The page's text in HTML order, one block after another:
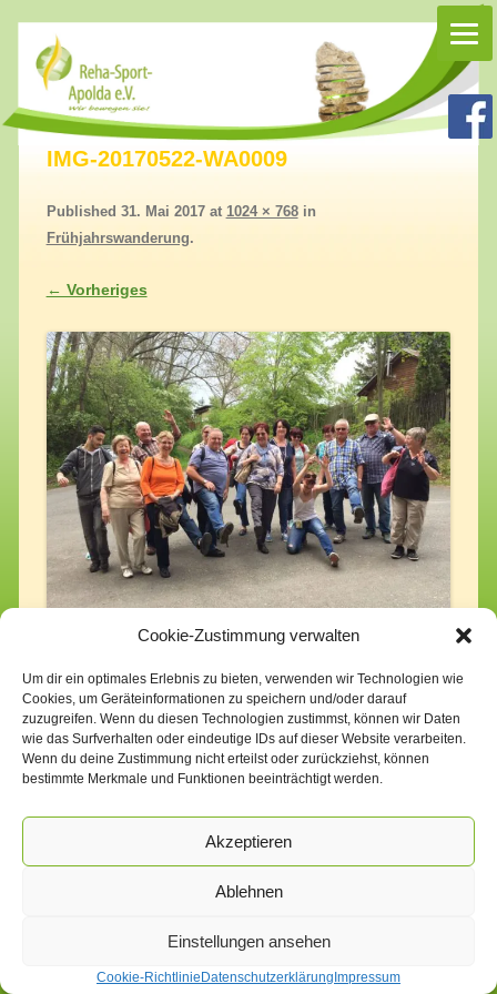
Cookie-Zustimmung verwalten
Um dir ein optimales Erlebnis zu bieten, verwenden wir Technologien wie
Cookies, um Geräteinformationen zu speichern und/oder darauf
zuzugreifen. Wenn du diesen Technologien zustimmst, können wir Daten
wie das Surfverhalten oder eindeutige IDs auf dieser Website verarbeiten.
Wenn du deine Zustimmung nicht erteilst oder zurückziehst, können
bestimmte Merkmale und Funktionen beeinträchtigt werden.
Akzeptieren
Ablehnen
Einstellungen ansehen
Cookie-Richtlinie Datenschutzerklärung Impressum
Rehasport Apolda
IMG-20170522-WA0009
Published 31. Mai 2017at 1024 × 768in
Frühjahrswanderung.
← Vorheriges
Impressum Datenschutzerklärung Cookie-Richtlinie (EU)